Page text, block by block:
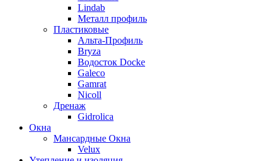
Lindab
Металл профиль
Пластиковые
Альта-Профиль
Bryza
Водосток Docke
Galeco
Gamrat
Nicoll
Дренаж
Gidrolica
Окна
Мансардные Окна
Velux